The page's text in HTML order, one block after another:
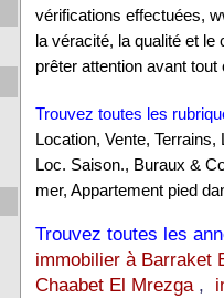
vérifications effectuées,
la véracité, la qualité et
prêter attention avant tout
Trouvez toutes les
Location, Vente,
Loc. Saison., Buraux &
mer, Appartement pied
Trouvez toutes les
immobilier à Barraket
Chaabet El Mrezga,